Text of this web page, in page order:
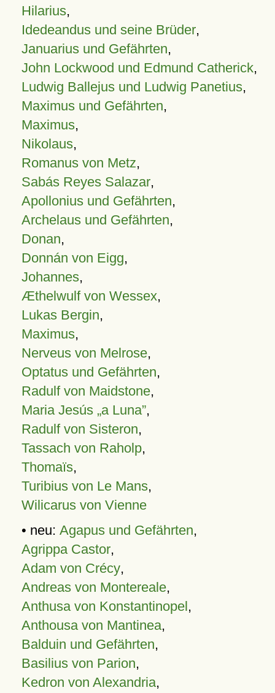
Hilarius,
Idedeandus und seine Brüder,
Januarius und Gefährten,
John Lockwood und Edmund Catherick,
Ludwig Ballejus und Ludwig Panetius,
Maximus und Gefährten,
Maximus,
Nikolaus,
Romanus von Metz,
Sabás Reyes Salazar,
Apollonius und Gefährten,
Archelaus und Gefährten,
Donan,
Donnán von Eigg,
Johannes,
Æthelwulf von Wessex,
Lukas Bergin,
Maximus,
Nerveus von Melrose,
Optatus und Gefährten,
Radulf von Maidstone,
Maria Jesús „a Luna”,
Radulf von Sisteron,
Tassach von Raholp,
Thomaïs,
Turibius von Le Mans,
Wilicarus von Vienne
• neu: Agapus und Gefährten,
Agrippa Castor,
Adam von Crécy,
Andreas von Montereale,
Anthusa von Konstantinopel,
Anthousa von Mantinea,
Balduin und Gefährten,
Basilius von Parion,
Kedron von Alexandria,